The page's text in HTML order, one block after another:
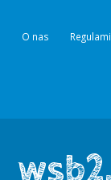
O nas